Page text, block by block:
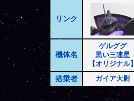
リンク
機体名
ゲルググ
黒い三連星
【オリジナル】
搭乗者 ガイア大尉